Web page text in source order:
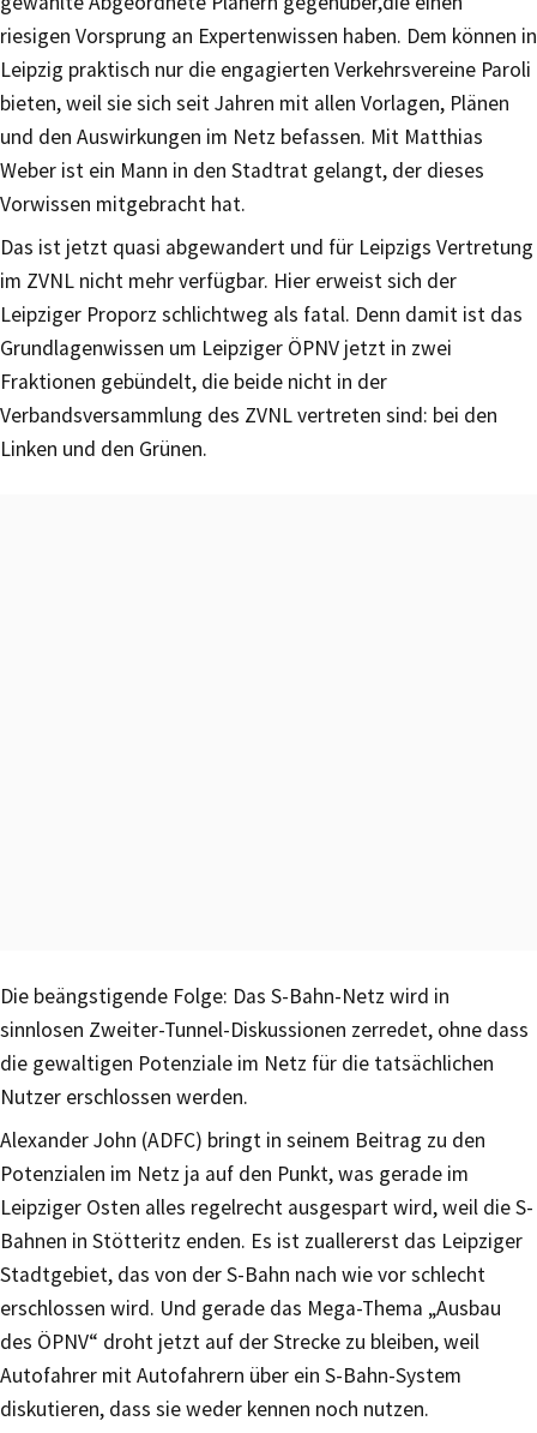
riesigen Vorsprung an Expertenwissen haben. Dem können in
Leipzig praktisch nur die engagierten Verkehrsvereine Paroli
bieten, weil sie sich seit Jahren mit allen Vorlagen, Plänen
und den Auswirkungen im Netz befassen. Mit Matthias
Weber ist ein Mann in den Stadtrat gelangt, der dieses
Vorwissen mitgebracht hat.
Das ist jetzt quasi abgewandert und für Leipzigs Vertretung
im ZVNL nicht mehr verfügbar. Hier erweist sich der
Leipziger Proporz schlichtweg als fatal. Denn damit ist das
Grundlagenwissen um Leipziger ÖPNV jetzt in zwei
Fraktionen gebündelt, die beide nicht in der
Verbandsversammlung des ZVNL vertreten sind: bei den
Linken und den Grünen.
Die beängstigende Folge: Das S-Bahn-Netz wird in
sinnlosen Zweiter-Tunnel-Diskussionen zerredet, ohne dass
die gewaltigen Potenziale im Netz für die tatsächlichen
Nutzer erschlossen werden.
Alexander John (ADFC) bringt in seinem Beitrag zu den
Potenzialen im Netz ja auf den Punkt, was gerade im
Leipziger Osten alles regelrecht ausgespart wird, weil die S-
Bahnen in Stötteritz enden. Es ist zuallererst das Leipziger
Stadtgebiet, das von der S-Bahn nach wie vor schlecht
erschlossen wird. Und gerade das Mega-Thema „Ausbau
des ÖPNV“ droht jetzt auf der Strecke zu bleiben, weil
Autofahrer mit Autofahrern über ein S-Bahn-System
diskutieren, dass sie weder kennen noch nutzen.